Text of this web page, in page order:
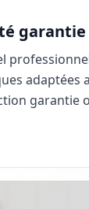
garantie
adaptées
garantie